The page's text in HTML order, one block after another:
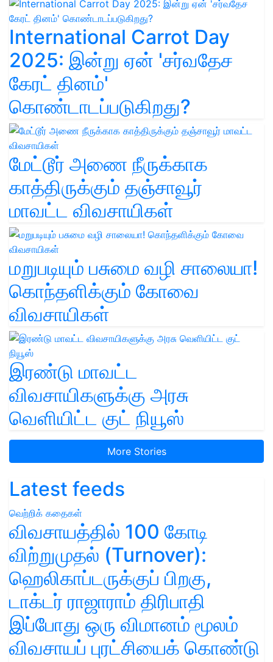
International Carrot Day
2025: இன்று ஏன் 'சர்வதேச
கேரட் தினம்'
கொண்டாடப்படுகிறது?
மேட்டூர் அணை நீருக்காக
காத்திருக்கும் தஞ்சாவூர்
மாவட்ட விவசாயிகள்
மறுபடியும் பசுமை வழி சாலையா!
கொந்தளிக்கும் கோவை
விவசாயிகள்
இரண்டு மாவட்ட
விவசாயிகளுக்கு அரசு
வெளியிட்ட குட் நியூஸ்
More Stories
Latest feeds
வெற்றிக் கதைகள்
விவசாயத்தில் 100 கோடி
விற்றுமுதல் (Turnover):
ஹெலிகாப்டருக்குப் பிறகு,
டாக்டர் ராஜாராம் திரிபாதி
இப்போது ஒரு விமானம் மூலம்
விவசாயப் புரட்சியைக் கொண்டு